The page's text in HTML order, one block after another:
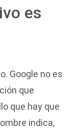
es
Google no es
que
que hay que
indica,